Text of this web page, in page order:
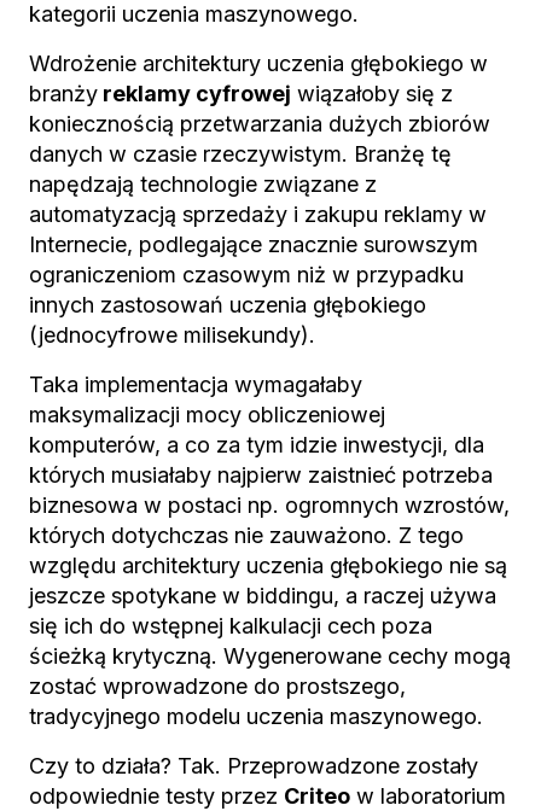
kategorii uczenia maszynowego.
Wdrożenie architektury uczenia głębokiego w
branży reklamy cyfrowej wiązałoby się z
koniecznością przetwarzania dużych zbiorów
danych w czasie rzeczywistym. Branżę tę
napędzają technologie związane z
automatyzacją sprzedaży i zakupu reklamy w
Internecie, podlegające znacznie surowszym
ograniczeniom czasowym niż w przypadku
innych zastosowań uczenia głębokiego
(jednocyfrowe milisekundy).
Taka implementacja wymagałaby
maksymalizacji mocy obliczeniowej
komputerów, a co za tym idzie inwestycji, dla
których musiałaby najpierw zaistnieć potrzeba
biznesowa w postaci np. ogromnych wzrostów,
których dotychczas nie zauważono. Z tego
względu architektury uczenia głębokiego nie są
jeszcze spotykane w biddingu, a raczej używa
się ich do wstępnej kalkulacji cech poza
ścieżką krytyczną. Wygenerowane cechy mogą
zostać wprowadzone do prostszego,
tradycyjnego modelu uczenia maszynowego.
Czy to działa? Tak. Przeprowadzone zostały
odpowiednie testy przez Criteo w laboratorium